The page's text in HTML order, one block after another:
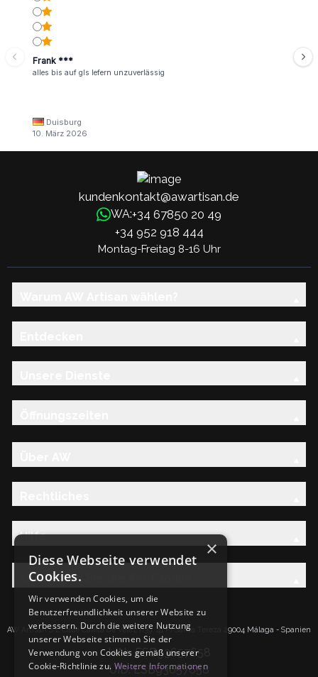
Frank ***
alles bis auf gls lefern unzuverlässig
Duisburg
10. März 2026
kundenkontakt@awartisan.de
WA:+34 67850 20 49
+34 952 918 444
Montag-Freitag 8-16 Uhr
Hilfe
Entdecken Sie die AW-Familie
AW Artisan S.L.Calle Caleta de Velez n39, 41 PI Santa Tereza 29004 Málaga - Spanien
IdNr: ESB93657658
UID: ESB93657658
×
Diese Webseite verwendet
Cookies.
Wir verwenden Cookies, um die
Benutzerfreundlichkeit unserer Website zu
verbessern. Durch die weitere Nutzung
unserer Webseite stimmen Sie der
Verwendung von Cookies gemäß unserer
Cookie-Richtlinie zu. Weitere Informationen